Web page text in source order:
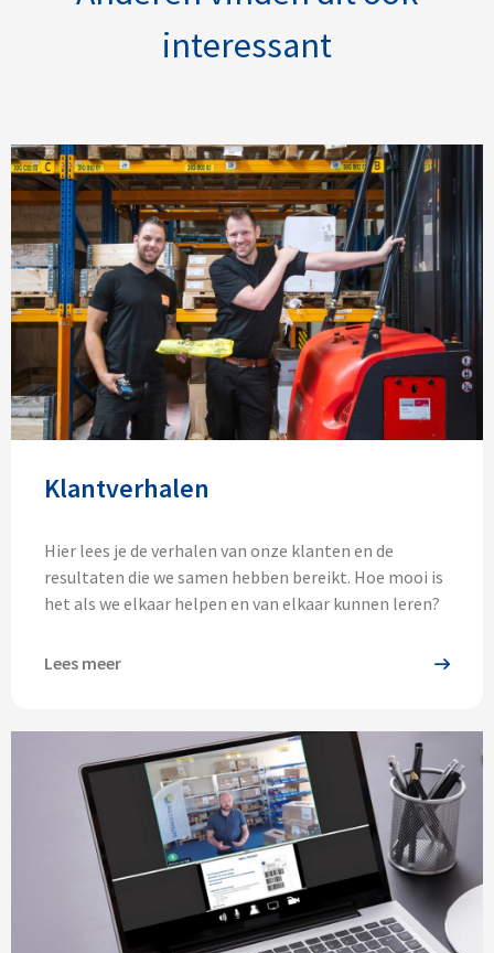
interessant
Klantverhalen
Hier lees je de verhalen van onze klanten en de
resultaten die we samen hebben bereikt. Hoe mooi is
het als we elkaar helpen en van elkaar kunnen leren?
Lees meer